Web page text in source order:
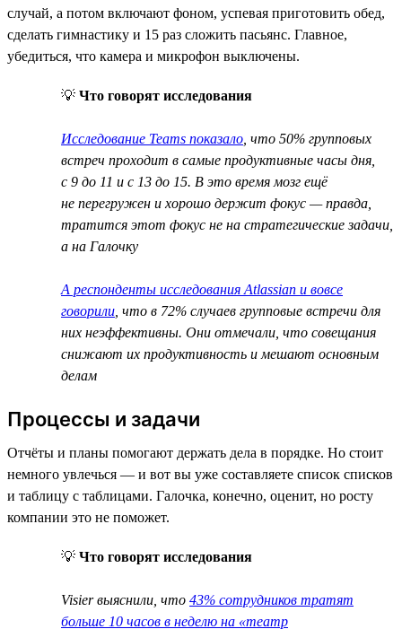
случай, а потом включают фоном, успевая приготовить обед,
сделать гимнастику и 15 раз сложить пасьянс. Главное,
убедиться, что камера и микрофон выключены.
💡 Что говорят исследования
Исследование Teams показало , что 50% групповых
встреч проходит в самые продуктивные часы дня,
с 9 до 11 и с 13 до 15. В это время мозг ещё
не перегружен и хорошо держит фокус — правда,
тратится этот фокус не на стратегические задачи,
а на Галочку
А респонденты исследования Atlassian и вовсе
говорили , что в 72% случаев групповые встречи для
них неэффективны. Они отмечали, что совещания
снижают их продуктивность и мешают основным
делам
Процессы и задачи
Отчёты и планы помогают держать дела в порядке. Но стоит
немного увлечься — и вот вы уже составляете список списков
и таблицу с таблицами. Галочка, конечно, оценит, но росту
компании это не поможет.
💡 Что говорят исследования
Visier выяснили, что 43% сотрудников тратят
больше 10 часов в неделю на «театр